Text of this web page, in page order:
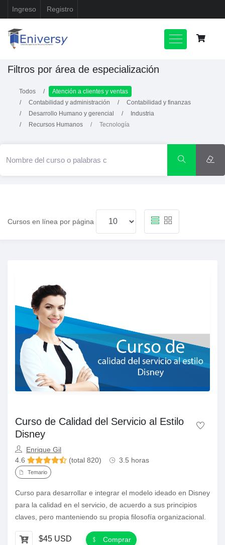
Ingreso Registro
Filtros por área de especialización
Todos
Atención a clientes y ventas
Contabilidad y administración
Contabilidad y finanzas
Desarrollo Humano y gerencial
Industria
Recursos Humanos
Tecnología
Cursos en línea por página
Curso de Calidad del Servicio al Estilo
Disney
Enrique Gil
4.6
(total 820) 3.5 horas
Temario
Curso para desarrollar e integrar el modelo ideado en Disney
para la calidad en el servicio, de acuerdo a sus principios
claves, pero manteniendo su propia filosofía organizacional.
$45 USD Comprar